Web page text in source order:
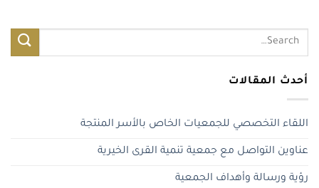
أحدث المقالات
اللقاء التخصصي للجمعيات الخاص بالأسر المنتجة
عناوين التواصل مع جمعية تنمية القرى الخيرية
رؤية ورسالة وأهداف الجمعية